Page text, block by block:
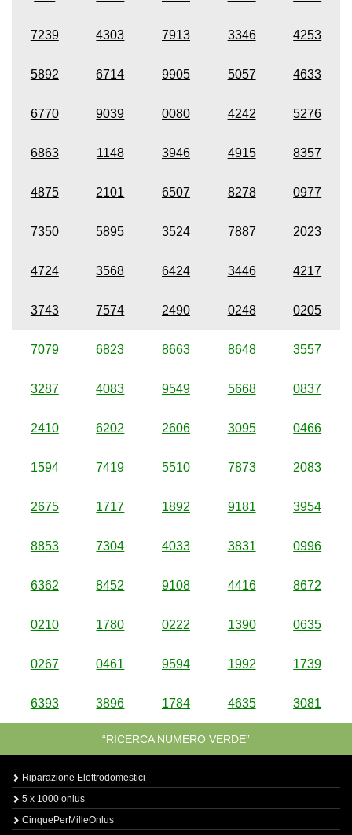
7239 4303 7913 3346 4253
5892 6714 9905 5057 4633
6770 9039 0080 4242 5276
6863 1148 3946 4915 8357
4875 2101 6507 8278 0977
7350 5895 3524 7887 2023
4724 3568 6424 3446 4217
3743 7574 2490 0248 0205
7079 6823 8663 8648 3557
3287 4083 9549 5668 0837
2410 6202 2606 3095 0466
1594 7419 5510 7873 2083
2675 1717 1892 9181 3954
8853 7304 4033 3831 0996
6362 8452 9108 4416 8672
0210 1780 0222 1390 0635
0267 0461 9594 1992 1739
6393 3896 1784 4635 3081
“RICERCA NUMERO VERDE”
Riparazione Elettrodomestici
5 x 1000 onlus
CinquePerMilleOnlus